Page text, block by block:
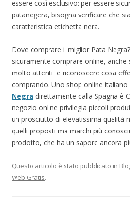
essere così esclusivo: per essere
patanegera, bisogna verificare che
caratteristica etichetta nera.
Dove comprare il miglior Pata
sicuramente comprare online, anche
molto attenti e riconoscere cosa
comprando. Uno shop online italiano
Negra direttamente dalla Spagna è
negozio online privilegia piccoli
un prosciutto di elevatissima qualità
quelli proposti ma marchi più
prodotto, che ha un sapore ancora
Questo articolo è stato pubblicato in
Web Gratis.